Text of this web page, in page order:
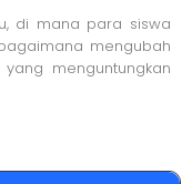
di mana para siswa
mengubah
menguntungkan